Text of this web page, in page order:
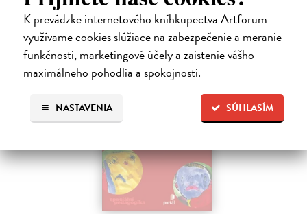
K prevádzke internetového kníhkupectva Artforum
využívame cookies slúžiace na zabezpečenie a meranie
funkčnosti, marketingové účely a zaistenie vášho
maximálneho pohodlia a spokojnosti.
SÚHLASÍM
NASTAVENIA
Zasielame do 12 dní